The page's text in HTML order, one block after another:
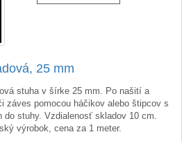
25 mm
stuha v šírke 25 mm. Po našití a
záves pomocou háčikov alebo štipcov s
stuhy. Vzdialenosť skladov 10 cm.
výrobok, cena za 1 meter.